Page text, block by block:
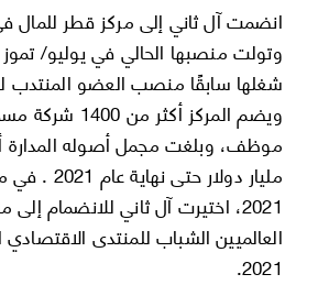
شغلها سابقًا منصب العضو المنتدب
مليار دولار
2021، اختيرت آل ثاني للانضمام
العالميين الشباب للمنتدى الاقتصادي
2021.